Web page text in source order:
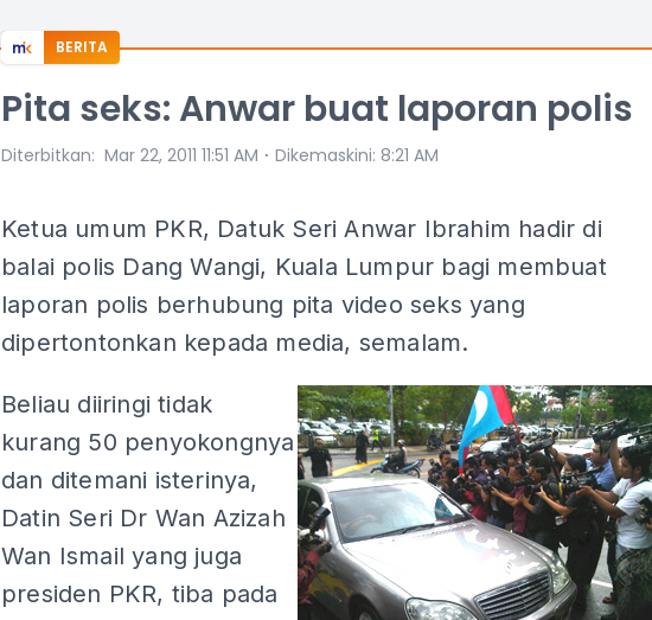
BERITA
Pita seks: Anwar buat laporan polis
Diterbitkan: Mar 22, 2011 11:51 AM ⋅ Dikemaskini: 8:21 AM
Ketua umum PKR, Datuk Seri Anwar Ibrahim hadir di
balai polis Dang Wangi, Kuala Lumpur bagi membuat
laporan polis berhubung pita video seks yang
dipertontonkan kepada media, semalam.
Beliau diiringi tidak
kurang 50 penyokongnya
dan ditemani isterinya,
Datin Seri Dr Wan Azizah
Wan Ismail yang juga
presiden PKR, tiba pada